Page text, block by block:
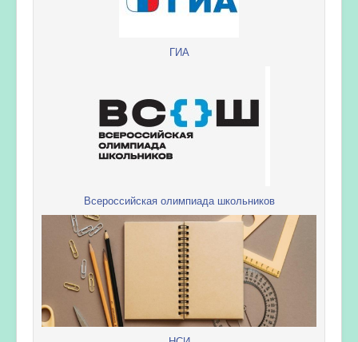
ГИА
Всероссийская олимпиада школьников